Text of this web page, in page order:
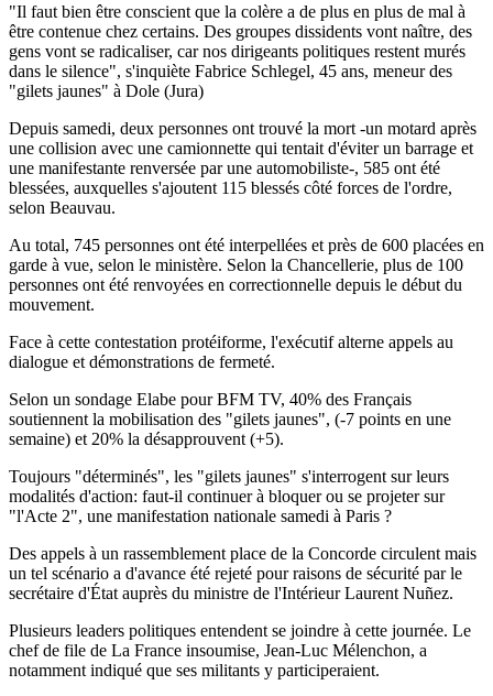
"Il faut bien être conscient que la colère a de plus en plus de mal à
être contenue chez certains. Des groupes dissidents vont naître, des
gens vont se radicaliser, car nos dirigeants politiques restent murés
dans le silence", s'inquiète Fabrice Schlegel, 45 ans, meneur des
"gilets jaunes" à Dole (Jura)
Depuis samedi, deux personnes ont trouvé la mort -un motard après
une collision avec une camionnette qui tentait d'éviter un barrage et
une manifestante renversée par une automobiliste-, 585 ont été
blessées, auxquelles s'ajoutent 115 blessés côté forces de l'ordre,
selon Beauvau.
Au total, 745 personnes ont été interpellées et près de 600 placées en
garde à vue, selon le ministère. Selon la Chancellerie, plus de 100
personnes ont été renvoyées en correctionnelle depuis le début du
mouvement.
Face à cette contestation protéiforme, l'exécutif alterne appels au
dialogue et démonstrations de fermeté.
Selon un sondage Elabe pour BFM TV, 40% des Français
soutiennent la mobilisation des "gilets jaunes", (-7 points en une
semaine) et 20% la désapprouvent (+5).
Toujours "déterminés", les "gilets jaunes" s'interrogent sur leurs
modalités d'action: faut-il continuer à bloquer ou se projeter sur
"l'Acte 2", une manifestation nationale samedi à Paris ?
Des appels à un rassemblement place de la Concorde circulent mais
un tel scénario a d'avance été rejeté pour raisons de sécurité par le
secrétaire d'État auprès du ministre de l'Intérieur Laurent Nuñez.
Plusieurs leaders politiques entendent se joindre à cette journée. Le
chef de file de La France insoumise, Jean-Luc Mélenchon, a
notamment indiqué que ses militants y participeraient.